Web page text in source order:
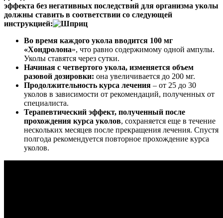
эффекта без негативных последствий для организма уколы
должны ставить в соответствии со следующей
инструкцией:
Во время каждого укола вводится 100 мг
«Хондролона», что равно содержимому одной ампулы.
Уколы ставятся через сутки.
Начиная с четвертого укола, изменяется объем
разовой дозировки: она увеличивается до 200 мг.
Продолжительность курса лечения – от 25 до 30
уколов в зависимости от рекомендаций, полученных от
специалиста.
Терапевтический эффект, полученный после
прохождения курса уколов, сохраняется еще в течение
нескольких месяцев после прекращения лечения. Спустя
полгода рекомендуется повторное прохождение курса
уколов.